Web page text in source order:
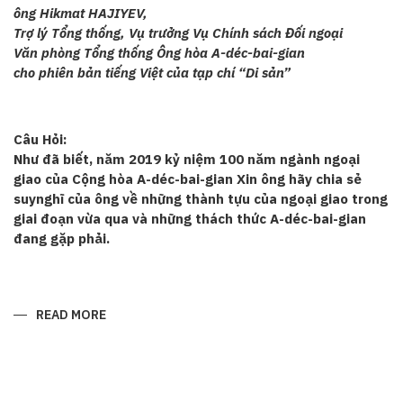
ông Hikmat HAJIYEV,
Trợ lý Tổng thống, Vụ trưởng Vụ Chính sách Đối ngoại
Văn phòng Tổng thống Ông hòa A-déc-bai-gian
cho phiên bản tiếng Việt của tạp chí “Di sản”
Câu Hỏi:
Như đã biết, năm 2019 kỷ niệm 100 năm ngành ngoại
giao của Cộng hòa A-déc-bai-gian Xin ông hãy chia sẻ
suynghĩ của ông về những thành tựu của ngoại giao trong
giai đoạn vừa qua và những thách thức A-déc-bai-gian
đang gặp phải.
READ MORE